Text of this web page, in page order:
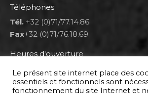
Téléphones
Tél. +32 (0)71/77.14.86
Fax+32 (0)71/76.18.69
Heures d'ouverture
Lun 8h00-12h00 et 12h30-14h30
Mar au ven 8h00-12h00 et 12h30-
Sam 9h00-16h00
Le présent site internet place des
essentiels et fonctionnels sont
fonctionnement du site Internet et